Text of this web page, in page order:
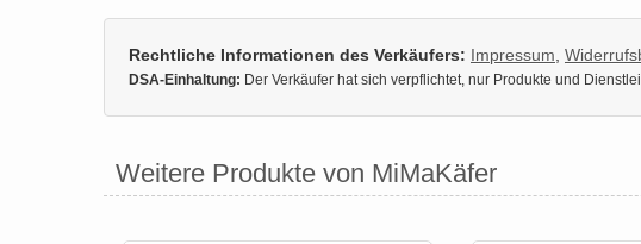
Rechtliche Informationen des Verkäufers: Impressum
DSA-Einhaltung: Der Verkäufer hat sich verpflichtet, nur Produkte und
Weitere Produkte von MiMaKäfer